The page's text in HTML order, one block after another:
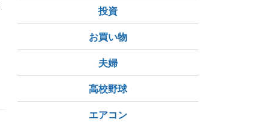
投資
お買い物
夫婦
高校野球
エアコン